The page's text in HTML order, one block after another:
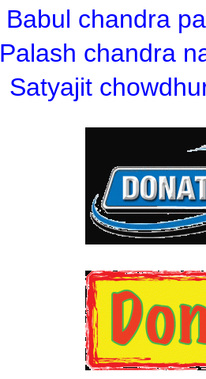
Babul chandra
Palash chandra
Satyajit